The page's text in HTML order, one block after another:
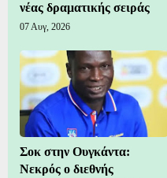
νέας δραματικής σειράς
07 Αυγ, 2026
Σοκ στην Ουγκάντα:
Νεκρός ο διεθνής